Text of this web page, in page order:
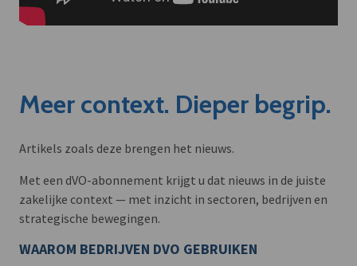
Meer context. Dieper begrip.
Artikels zoals deze brengen het nieuws.
Met een dVO-abonnement krijgt u dat nieuws in de juiste
zakelijke context — met inzicht in sectoren, bedrijven en
strategische bewegingen.
WAAROM BEDRIJVEN DVO GEBRUIKEN